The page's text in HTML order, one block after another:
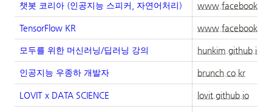
챗봇 코리아 (인공지능 스피커, 자연어처리)
TensorFlow KR
모두를 위한 머신러닝/딥러닝 강의 hunkim.github.io
인공지능 우종하 개발자 brunch.co.kr
LOVIT x DATA SCIENCE lovit.github.io